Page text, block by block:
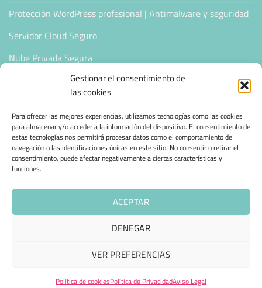
Gestionar el consentimiento de
las cookies
Para ofrecer las mejores experiencias, utilizamos tecnologías como las cookies
para almacenar y/o acceder a la información del dispositivo. El consentimiento de
estas tecnologías nos permitirá procesar datos como el comportamiento de
navegación o las identificaciones únicas en este sitio. No consentir o retirar el
consentimiento, puede afectar negativamente a ciertas características y
funciones.
ACEPTAR
DENEGAR
VER PREFERENCIAS
Política de cookiesPolítica de PrivacidadAviso Legal
Protección WordPress profesional | Antimalware y seguridad
Servidor Cloud Seguro
Nube Privada Segura
CONFIANZA & ESPECIALIZACIÓN
Sello de Confianza
Empresas Verificadas +100 Protocolos Online
Migración desde otro proveedor
Hosting ecológico + IA
Hosting Empresarial 360
POLÍTICA DE PRIVACIDAD POLÍTICA DE COOKIES (UE)
TÉRMINOS Y CONDICIONES ENVÍO Y DEVOLUCIONES